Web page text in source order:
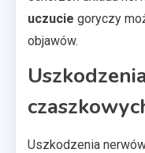
uczucie goryczy
objawów.
Uszkodzenia